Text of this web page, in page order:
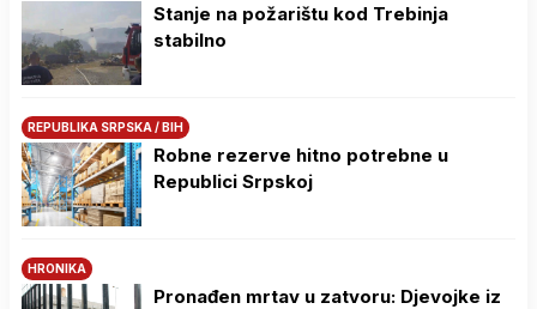
Stanje na požarištu kod Trebinja
stabilno
REPUBLIKA SRPSKA / BIH
Robne rezerve hitno potrebne u
Republici Srpskoj
HRONIKA
Pronađen mrtav u zatvoru: Djevojke iz